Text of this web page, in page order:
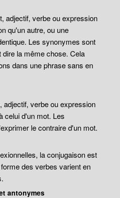
adjectif, verbe ou expression
qu'un autre, ou une
Les synonymes sont
la même chose. Cela
dans une phrase sans en
adjectif, verbe ou expression
celui d'un mot. Les
le contraire d'un mot.
la conjugaison est
des verbes varient en
antonymes